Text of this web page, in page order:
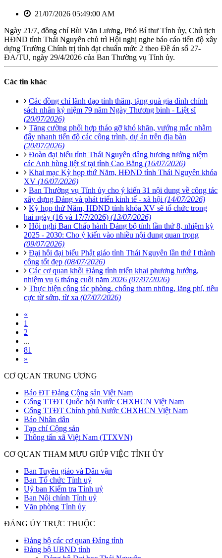
21/07/2026 05:49:00 AM
Ngày 21/7, đồng chí Bùi Văn Lương, Phó Bí thư Tỉnh ủy, Chủ tịch
HĐND tỉnh Thái Nguyên chủ trì Hội nghị nghe báo cáo tiến độ xây
dựng Trường Chính trị tỉnh đạt chuẩn mức 2 theo Đề án số 27-
ĐA/TU, ngày 29/4/2026 của Ban Thường vụ Tỉnh ủy.
Các tin khác
Các đồng chí lãnh đạo tỉnh thăm, tặng quà gia đình chính
sách nhân kỷ niệm 79 năm Ngày Thương binh - Liệt sĩ
(20/07/2026)
Tăng cường phối hợp tháo gỡ khó khăn, vướng mắc nhằm
đẩy nhanh tiến độ các công trình, dự án trên địa bàn
(20/07/2026)
Đoàn đại biểu tỉnh Thái Nguyên dâng hương tưởng niệm
các Anh hùng liệt sĩ tại tỉnh Cao Bằng (16/07/2026)
Khai mạc Kỳ họp thứ Năm, HĐND tỉnh Thái Nguyên khóa
XV (16/07/2026)
Ban Thường vụ Tỉnh ủy cho ý kiến 31 nội dung về công tác
xây dựng Đảng và phát triển kinh tế - xã hội (14/07/2026)
Kỳ họp thứ Năm, HĐND tỉnh khóa XV sẽ tổ chức trong
hai ngày (16 và 17/7/2026) (13/07/2026)
Hội nghị Ban Chấp hành Đảng bộ tỉnh lần thứ 8, nhiệm kỳ
2025 - 2030: Cho ý kiến vào nhiều nội dung quan trọng
(09/07/2026)
Đại hội đại biểu Phật giáo tỉnh Thái Nguyên lần thứ I thành
công tốt đẹp (08/07/2026)
Các cơ quan khối Đảng tỉnh triển khai phương hướng,
nhiệm vụ 6 tháng cuối năm 2026 (07/07/2026)
Thực hiện công tác phòng, chống tham nhũng, lãng phí, tiêu
cực từ sớm, từ xa (07/07/2026)
«
1
2
...
81
»
CƠ QUAN TRUNG ƯƠNG
Báo ĐT Đảng Cộng sản Việt Nam
Cổng TTĐT Quốc hội Nước CHXHCN Việt Nam
Cổng TTĐT Chính phủ Nước CHXHCN Việt Nam
Báo Nhân dân
Tạp chí Cộng sản
Thông tấn xã Việt Nam (TTXVN)
CƠ QUAN THAM MƯU GIÚP VIỆC TỈNH ỦY
Ban Tuyên giáo và Dân vận
Ban Tổ chức Tỉnh uỷ
Uỷ ban Kiểm tra Tỉnh uỷ
Ban Nội chính Tỉnh uỷ
Văn phòng Tỉnh ủy
ĐẢNG ỦY TRỰC THUỘC
Đảng bộ các cơ quan Đảng tỉnh
Đảng bộ UBND tỉnh